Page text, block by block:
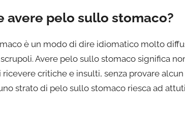
avere pelo sullo stomaco?
è un modo di dire idiomatico molto
scrupoli. Avere pelo sullo stomaco significa
ricevere critiche e insulti, senza provare
strato di pelo sullo stomaco riesca ad